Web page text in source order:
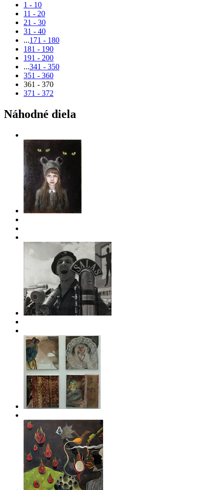
1 - 10
11 - 20
21 - 30
31 - 40
...171 - 180
181 - 190
191 - 200
...341 - 350
351 - 360
361 - 370
371 - 372
Náhodné diela